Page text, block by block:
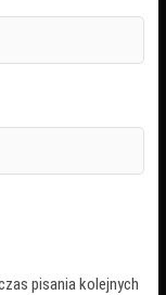
pisania kolejnych